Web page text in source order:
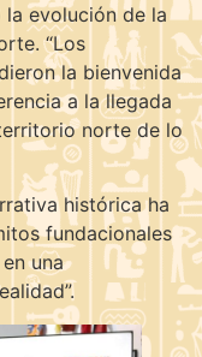
evolución de la
“Los
la bienvenida
a la llegada
norte de lo
histórica ha
fundacionales
una